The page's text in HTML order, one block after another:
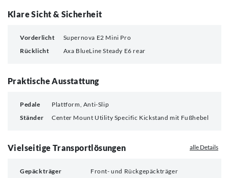
Klare Sicht & Sicherheit
Vorderlicht
Supernova E2 Mini Pro
Rücklicht
Axa BlueLine Steady E6 rear
Praktische Ausstattung
Pedale
Plattform, Anti-Slip
Ständer
Center Mount Utility Specific Kickstand mit Fußhebel
Vielseitige Transportlösungen alle Details
Gepäckträger
Front- und Rückgepäckträger